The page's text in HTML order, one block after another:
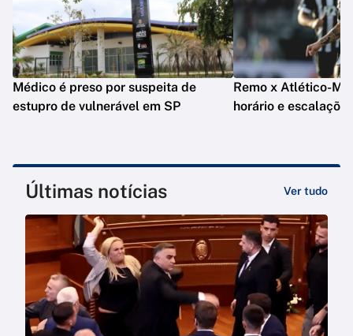
Médico é preso por suspeita de
estupro de vulnerável em SP
Remo x Atlético-
horário e escalações
Últimas notícias Ver tudo